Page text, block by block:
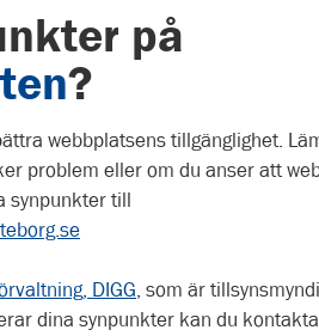
på
?
webbplatsens tillgänglighet.
problem eller om du anser att
synpunkter till
DIGG, som är
dina synpunkter kan du kontakta